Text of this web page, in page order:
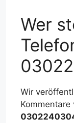
Wer
Wir
Kommentare